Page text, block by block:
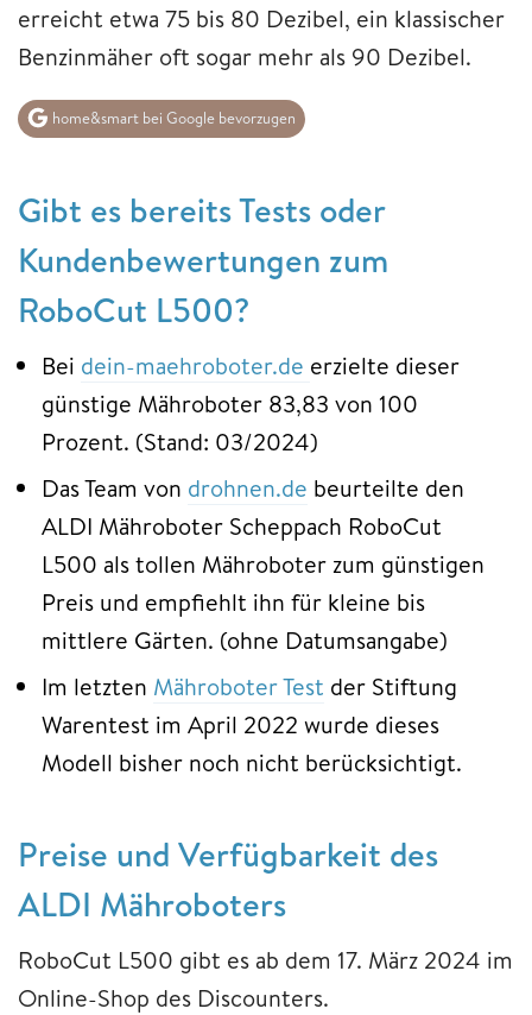
erreicht etwa 75 bis 80 Dezibel, ein klassischer
Benzinmäher oft sogar mehr als 90 Dezibel.
home&smart bei Google bevorzugen
Gibt es bereits Tests oder
Kundenbewertungen zum
RoboCut L500?
Bei dein-maehroboter.de erzielte dieser
günstige Mähroboter 83,83 von 100
Prozent. (Stand: 03/2024)
Das Team von drohnen.de beurteilte den
ALDI Mähroboter Scheppach RoboCut
L500 als tollen Mähroboter zum günstigen
Preis und empfiehlt ihn für kleine bis
mittlere Gärten. (ohne Datumsangabe)
Im letzten Mähroboter Test der Stiftung
Warentest im April 2022 wurde dieses
Modell bisher noch nicht berücksichtigt.
Preise und Verfügbarkeit des
ALDI Mähroboters
RoboCut L500 gibt es ab dem 17. März 2024 im
Online-Shop des Discounters.